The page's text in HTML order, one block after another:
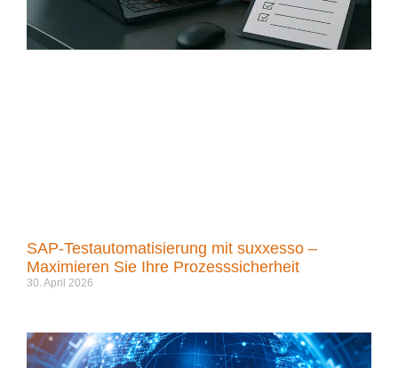
SAP-Testautomatisierung mit suxxesso –
Maximieren Sie Ihre Prozesssicherheit
30. April 2026